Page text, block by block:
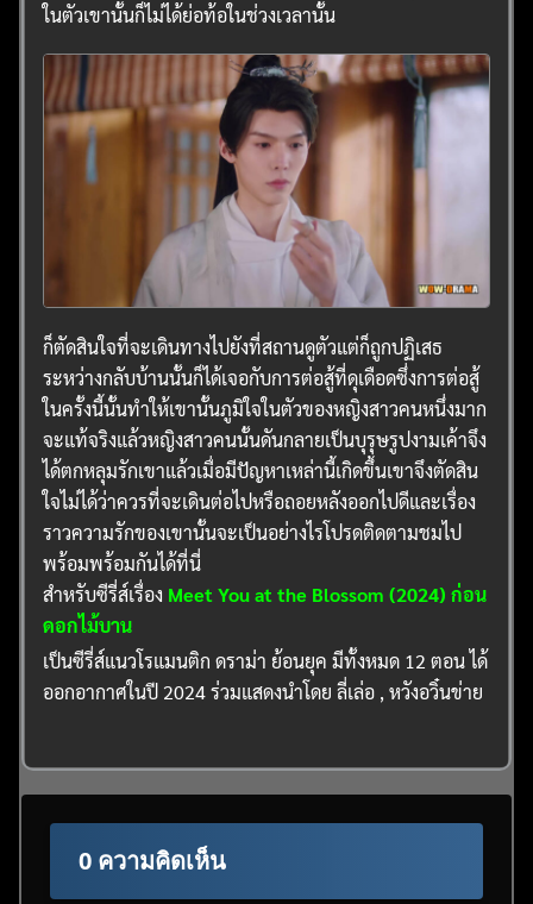
ในตัวเขานั้นก็ไม่ได้ย่อท้อในช่วงเวลานั้น
ก็ตัดสินใจที่จะเดินทางไปยังที่สถานดูตัวแต่ก็ถูกปฏิเสธ
ระหว่างกลับบ้านนั้นก็ได้เจอกับการต่อสู้ที่ดุเดือดซึ่งการต่อสู้
ในครั้งนี้นั้นทำให้เขานั้นภูมิใจในตัวของหญิงสาวคนหนึ่งมาก
จะแท้จริงแล้วหญิงสาวคนนั้นดันกลายเป็นบุรุษรูปงามเค้าจึง
ได้ตกหลุมรักเขาแล้วเมื่อมีปัญหาเหล่านี้เกิดขึ้นเขาจึงตัดสิน
ใจไม่ได้ว่าควรที่จะเดินต่อไปหรือถอยหลังออกไปดีและเรื่อง
ราวความรักของเขานั้นจะเป็นอย่างไรโปรดติดตามชมไป
พร้อมพร้อมกันได้ที่นี่
สำหรับซีรี่ส์เรื่อง Meet You at the Blossom (2024) ก่อน
ดอกไม้บาน
เป็นซีรี่ส์แนวโรแมนติก ดราม่า ย้อนยุค มีทั้งหมด 12 ตอน ได้
ออกอากาศในปี 2024 ร่วมแสดงนำโดย ลี่เล่อ , หวังอวิ๋นข่าย
0 ความคิดเห็น